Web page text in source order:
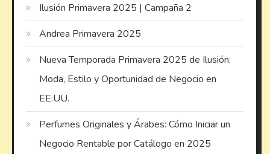
Ilusión Primavera 2025 | Campaña 2
Andrea Primavera 2025
Nueva Temporada Primavera 2025 de Ilusión:
Moda, Estilo y Oportunidad de Negocio en
EE.UU.
Perfumes Originales y Árabes: Cómo Iniciar un
Negocio Rentable por Catálogo en 2025